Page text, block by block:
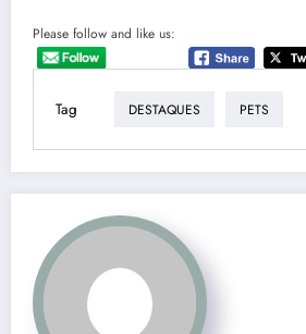
Please follow and like us:
Tag DESTAQUES PETS